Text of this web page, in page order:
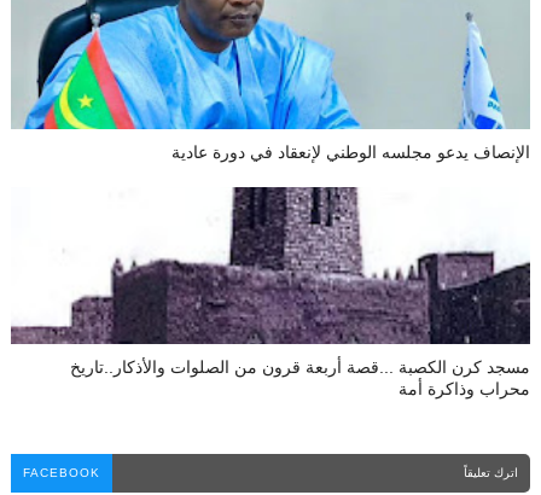
الإنصاف يدعو مجلسه الوطني لإنعقاد في دورة عادية
مسجد كرن الكصبة ...قصة أربعة قرون من الصلوات والأذكار..تاريخ
محراب وذاكرة أمة
اترك تعليقاً FACEBOOK